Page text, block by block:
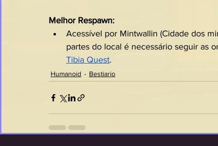
Melhor Respawn:
Acessível por Mintwallin (Cidade dos
partes do local é necessário seguir as
Tibia Quest.
Humanoid Bestiario